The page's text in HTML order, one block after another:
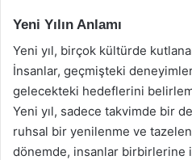
Yeni Yılın Anlamı
Yeni yıl, birçok kültürde
İnsanlar, geçmişteki
gelecekteki hedeflerini
Yeni yıl, sadece takvimde bir
ruhsal bir yenilenme ve
dönemde, insanlar birbirlerine